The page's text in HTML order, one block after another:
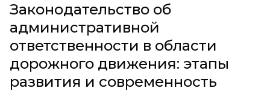
Законодательство об
административной
ответственности в области
дорожного движения: этапы
развития и современность